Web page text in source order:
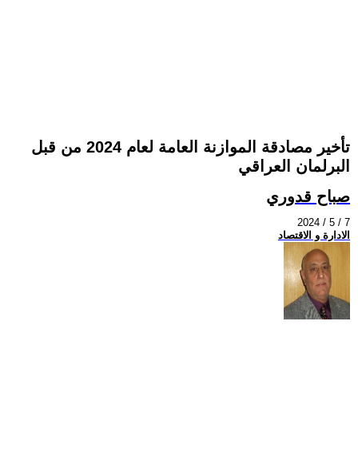
تأخير مصادقة الموازنة العامة لعام 2024 من قبل
البرلمان العراقي
صباح قدوري
2024 / 5 / 7
الادارة و الاقتصاد